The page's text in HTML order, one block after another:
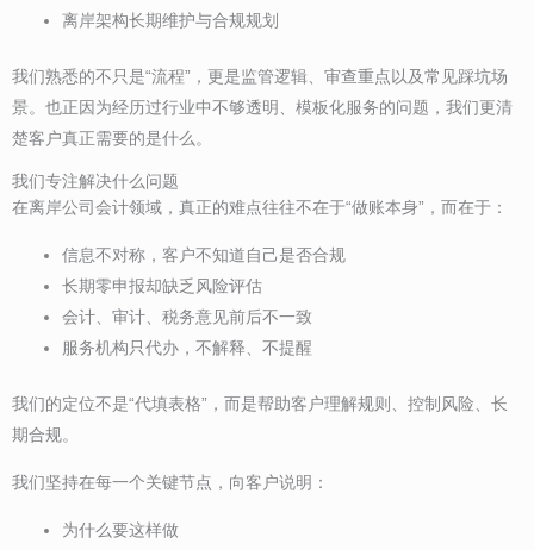
离岸架构长期维护与合规规划
我们熟悉的不只是“流程”，更是监管逻辑、审查重点以及常见踩坑场
景。也正因为经历过行业中不够透明、模板化服务的问题，我们更清
楚客户真正需要的是什么。
我们专注解决什么问题
在离岸公司会计领域，真正的难点往往不在于“做账本身”，而在于：
信息不对称，客户不知道自己是否合规
长期零申报却缺乏风险评估
会计、审计、税务意见前后不一致
服务机构只代办，不解释、不提醒
我们的定位不是“代填表格”，而是帮助客户理解规则、控制风险、长
期合规。
我们坚持在每一个关键节点，向客户说明：
为什么要这样做